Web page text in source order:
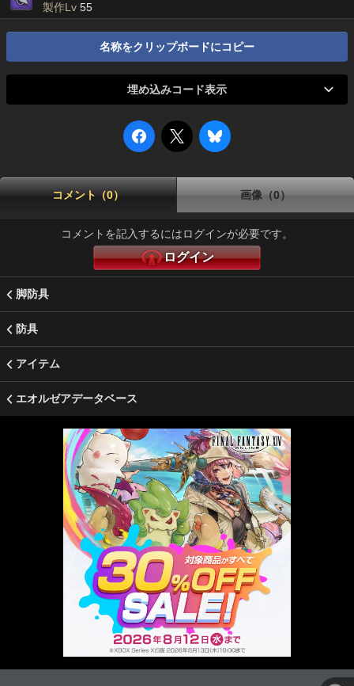
製作Lv 55
名称をクリップボードにコピー
埋め込みコード表示
コメント（0） 画像（0）
コメントを記入するにはログインが必要です。
ログイン
脚防具
防具
アイテム
エオルゼアデータベース